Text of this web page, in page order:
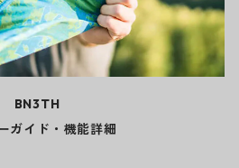
BN3TH
ガイド・機能詳細